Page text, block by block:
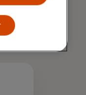
med